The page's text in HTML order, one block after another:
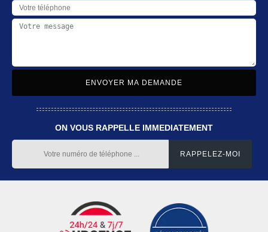
ON VOUS RAPPELLE IMMEDIATEMENT